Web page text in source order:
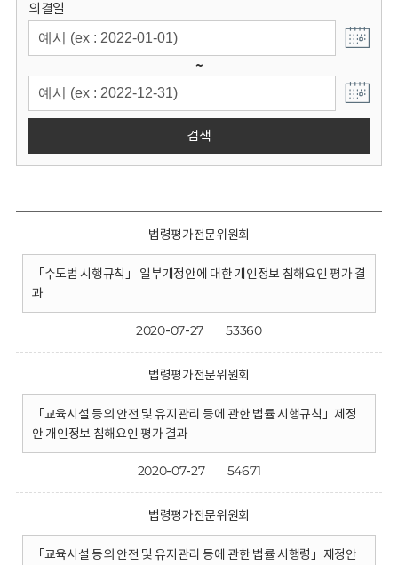
의결일
~
검색
법령평가전문위원회
「수도법 시행규칙」 일부개정안에 대한 개인정보 침해요인 평가 결
과
2020-07-27 53360
법령평가전문위원회
「교육시설 등의 안전 및 유지관리 등에 관한 법률 시행규칙」제정
안 개인정보 침해요인 평가 결과
2020-07-27 54671
법령평가전문위원회
「교육시설 등의 안전 및 유지관리 등에 관한 법률 시행령」제정안